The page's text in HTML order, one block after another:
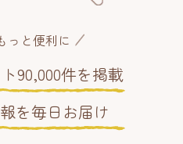
っと便利に
90,000件を掲載
を毎日お届け